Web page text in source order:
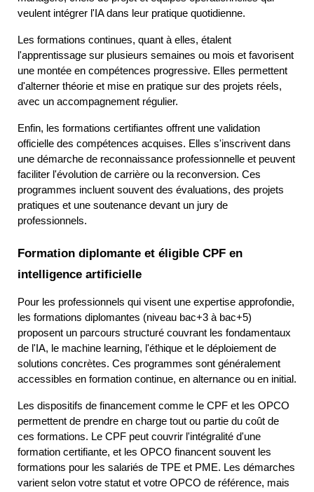
veulent intégrer l'IA dans leur pratique quotidienne.
Les formations continues, quant à elles, étalent
l'apprentissage sur plusieurs semaines ou mois et favorisent
une montée en compétences progressive. Elles permettent
d'alterner théorie et mise en pratique sur des projets réels,
avec un accompagnement régulier.
Enfin, les formations certifiantes offrent une validation
officielle des compétences acquises. Elles s'inscrivent dans
une démarche de reconnaissance professionnelle et peuvent
faciliter l'évolution de carrière ou la reconversion. Ces
programmes incluent souvent des évaluations, des projets
pratiques et une soutenance devant un jury de
professionnels.
Formation diplomante et éligible CPF en
intelligence artificielle
Pour les professionnels qui visent une expertise approfondie,
les formations diplomantes (niveau bac+3 à bac+5)
proposent un parcours structuré couvrant les fondamentaux
de l'IA, le machine learning, l'éthique et le déploiement de
solutions concrètes. Ces programmes sont généralement
accessibles en formation continue, en alternance ou en initial.
Les dispositifs de financement comme le CPF et les OPCO
permettent de prendre en charge tout ou partie du coût de
ces formations. Le CPF peut couvrir l'intégralité d'une
formation certifiante, et les OPCO financent souvent les
formations pour les salariés de TPE et PME. Les démarches
varient selon votre statut et votre OPCO de référence, mais